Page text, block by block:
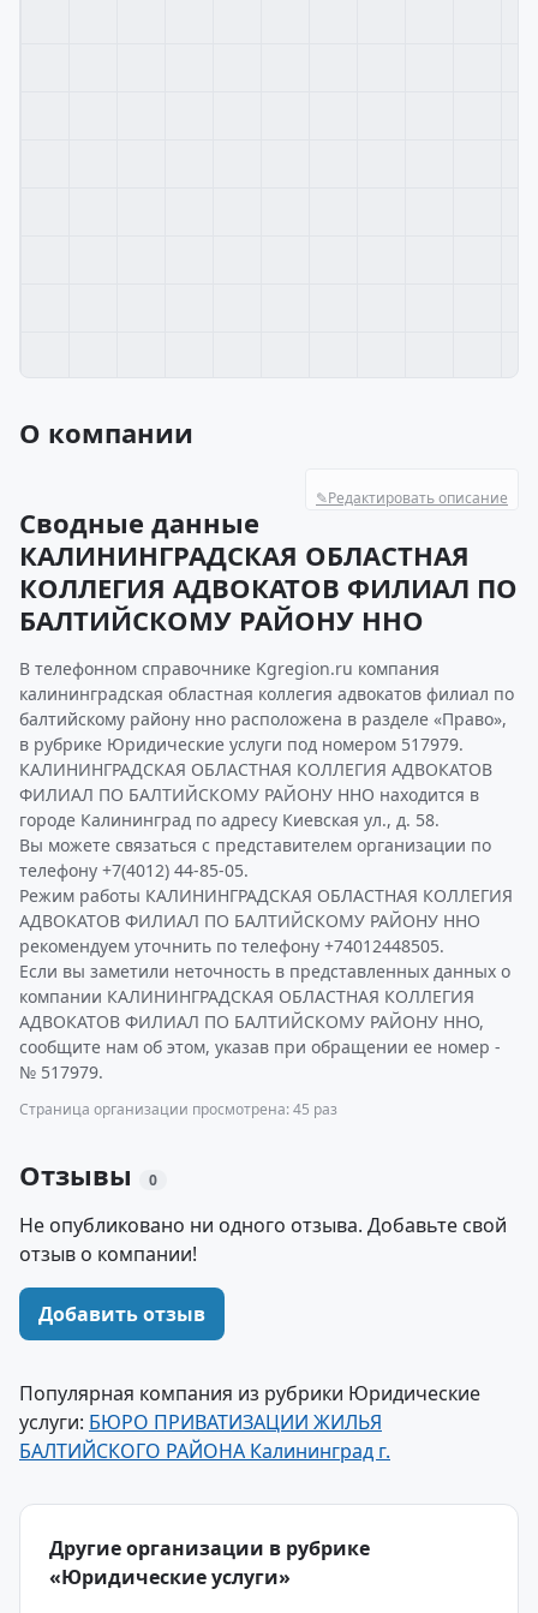
О компании
✎Редактировать описание
Сводные данные
КАЛИНИНГРАДСКАЯ ОБЛАСТНАЯ
КОЛЛЕГИЯ АДВОКАТОВ ФИЛИАЛ ПО
БАЛТИЙСКОМУ РАЙОНУ ННО
В телефонном справочнике Kgregion.ru компания
калининградская областная коллегия адвокатов филиал по
балтийскому району нно расположена в разделе «Право»,
в рубрике Юридические услуги под номером 517979.
КАЛИНИНГРАДСКАЯ ОБЛАСТНАЯ КОЛЛЕГИЯ АДВОКАТОВ
ФИЛИАЛ ПО БАЛТИЙСКОМУ РАЙОНУ ННО находится в
городе Калининград по адресу Киевская ул., д. 58.
Вы можете связаться с представителем организации по
телефону +7(4012) 44-85-05.
Режим работы КАЛИНИНГРАДСКАЯ ОБЛАСТНАЯ КОЛЛЕГИЯ
АДВОКАТОВ ФИЛИАЛ ПО БАЛТИЙСКОМУ РАЙОНУ ННО
рекомендуем уточнить по телефону +74012448505.
Если вы заметили неточность в представленных данных о
компании КАЛИНИНГРАДСКАЯ ОБЛАСТНАЯ КОЛЛЕГИЯ
АДВОКАТОВ ФИЛИАЛ ПО БАЛТИЙСКОМУ РАЙОНУ ННО,
сообщите нам об этом, указав при обращении ее номер -
№ 517979.
Страница организации просмотрена: 45 раз
Отзывы 0
Не опубликовано ни одного отзыва. Добавьте свой
отзыв о компании!
Добавить отзыв
Популярная компания из рубрики Юридические
услуги: БЮРО ПРИВАТИЗАЦИИ ЖИЛЬЯ
БАЛТИЙСКОГО РАЙОНА Калининград г.
Другие организации в рубрике
«Юридические услуги»